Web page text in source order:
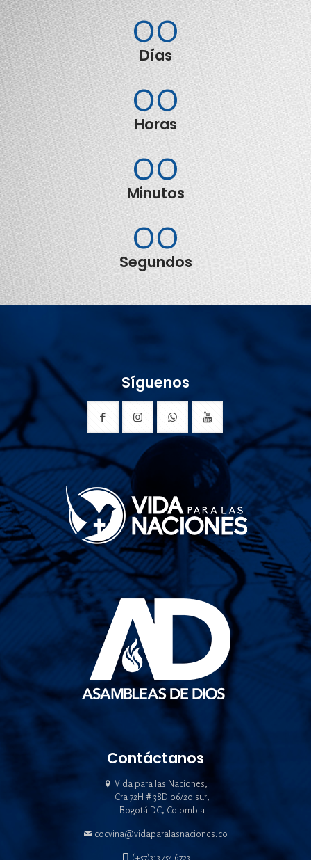
00
Días
00
Horas
00
Minutos
00
Segundos
Síguenos
Contáctanos
Vida para las Naciones,
Cra 72H # 38D 06/20 sur,
Bogotá DC, Colombia
cocvina@vidaparalasnaciones.co
(+57)313 454 6723